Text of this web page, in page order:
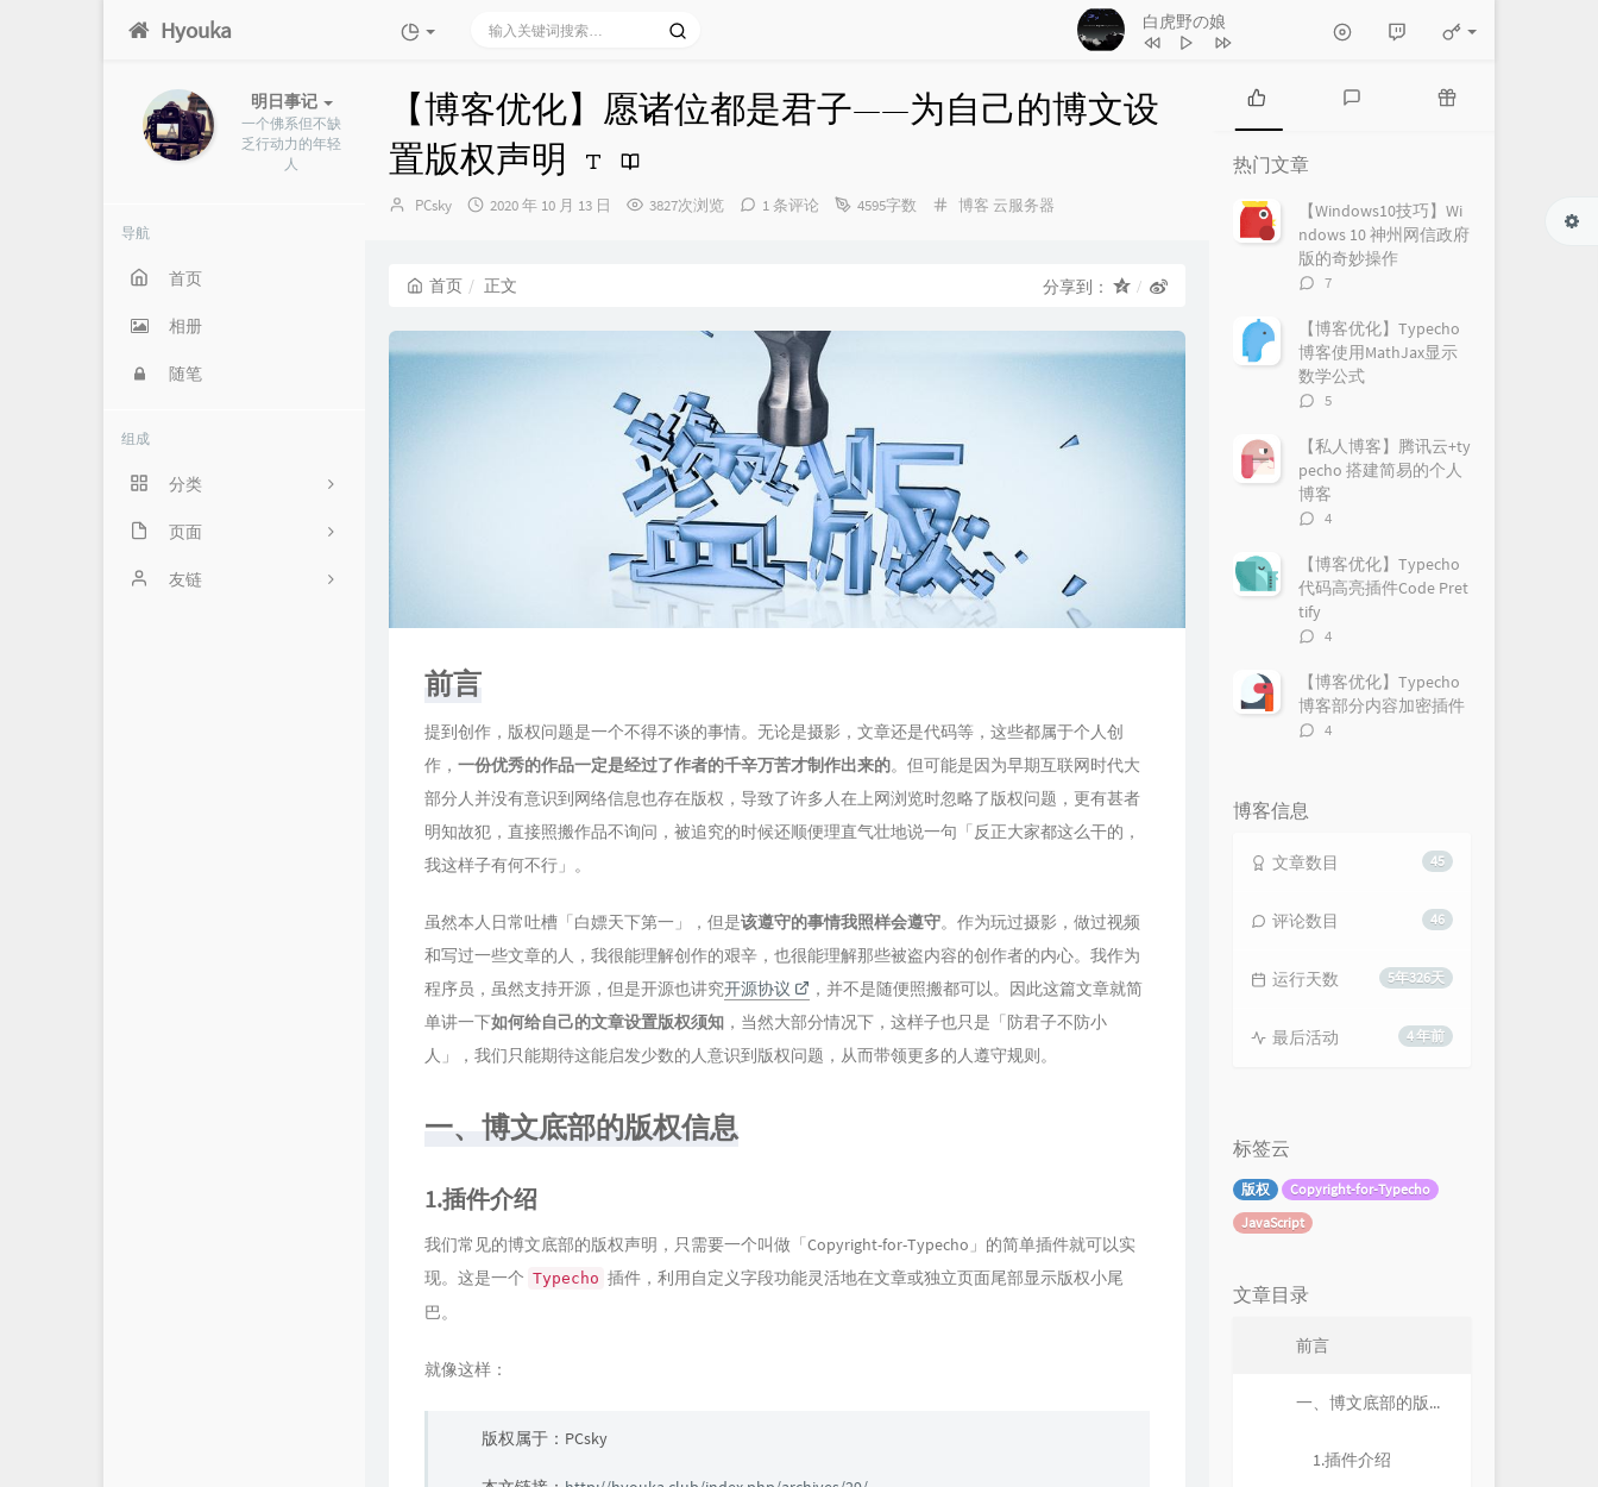
Hyouka 白虎野の娘
明日事记
一个佛系但不缺
乏行动力的年轻
人
导航
首页
相册
随笔
组成
分类
信息竞赛
算法笔记
页面
关于我
友链
【博客优化】愿诸位都是君子——为自己的博文设
置版权声明
博
PCsky
发
2020 年 10 月 13 日 3827次浏览 1 条评论 4595字数
分
博客 云服务器
首页 正文 分享到：
前言
提到创作，版权问题是一个不得不谈的事情。无论是摄影，文章还是代码等，这些都属于个人创
作， 一份优秀的作品一定是经过了作者的千辛万苦才制作出来的。但可能是因为早期互联网时代大
部分人并没有意识到网络信息也存在版权，导致了许多人在上网浏览时忽略了版权问题，更有甚者
明知故犯，直接照搬作品不询问，被追究的时候还顺便理直气壮地说一句「反正大家都这么干的，
我这样子有何不行」。
虽然本人日常吐槽「白嫖天下第一」，但是该遵守的事情我照样会遵守。作为玩过摄影，做过视频
和写过一些文章的人，我很能理解创作的艰辛，也很能理解那些被盗内容的创作者的内心。我作为
程序员，虽然支持开源，但是开源也讲究开源协议
，并不是随便照搬都可以。因此这篇文章就简
单讲一下如何给自己的文章设置版权须知 ，当然大部分情况下，这样子也只是「防君子不防小
人」，我们只能期待这能启发少数的人意识到版权问题，从而带领更多的人遵守规则。
一、博文底部的版权信息
1.插件介绍
我们常见的博文底部的版权声明，只需要一个叫做「Copyright-for-Typecho」的简单插件就可以实
现。这是一个 Typecho 插件，利用自定义字段功能灵活地在文章或独立页面尾部显示版权小尾
巴。
就像这样：
版权属于：PCsky
热
门
文
章
章
热门文章
【Windows10技巧】Wi
ndows 10 神州网信政府
版的奇妙操作
评
数：
7
【博客优化】Typecho
博客使用MathJax显示
数学公式
评
数：
5
【私人博客】腾讯云+ty
pecho 搭建简易的个人
博客
评
数：
4
【博客优化】Typecho
代码高亮插件Code Pret
tify
评
数：
4
【博客优化】Typecho
博客部分内容加密插件
评
4
博客信息
45
文章数目
46
评论数目
5年326天
运行天数
4 年前
最后活动
标签云
版权
Copyright-for-Typecho
JavaScript
文章目录
前言
一、博文底部的版权信息
1.插件介绍